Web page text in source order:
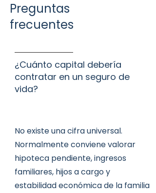
Preguntas
frecuentes
¿Cuánto capital debería
contratar en un seguro de
vida?
No existe una cifra universal.
Normalmente conviene valorar
hipoteca pendiente, ingresos
familiares, hijos a cargo y
estabilidad económica de la familia